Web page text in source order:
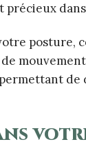
précieux
posture,